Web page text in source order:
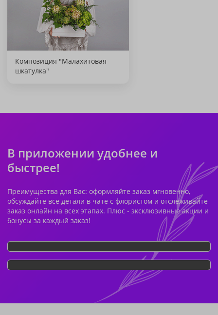
Композиция "Малахитовая
шкатулка"
В приложении удобнее и
быстрее!
Преимущества для Вас: оформляйте заказ мгновенно,
обсуждайте все детали в чате с флористом и отслеживайте
заказ онлайн на всех этапах. Плюс - эксклюзивные акции и
бонусы за каждый заказ!